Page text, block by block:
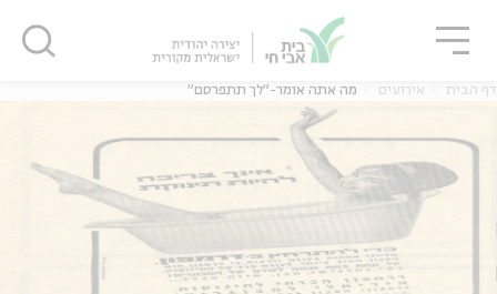
דף הבית אירועים מה אתה אומר-"לך תתפרסם"
סגור